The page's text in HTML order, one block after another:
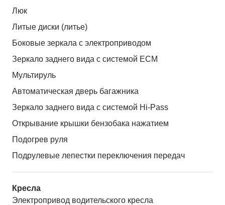
Люк
Литые диски (литье)
Боковые зеркала с электроприводом
Зеркало заднего вида с системой ЕСМ
Мультируль
Автоматическая дверь багажника
Зеркало заднего вида с системой Hi-Pass
Открывание крышки бензобака нажатием
Подогрев руля
Подрулевые лепестки переключения передач
Кресла
Электропривод водительского кресла